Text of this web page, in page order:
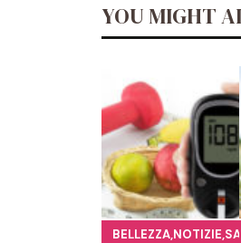
YOU MIGHT
BELLEZZA,NOTIZIE,